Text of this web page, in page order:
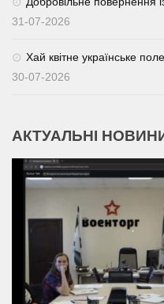
31-07-2026
Хай квітне українське
30-07-2026
АКТУАЛЬНІ